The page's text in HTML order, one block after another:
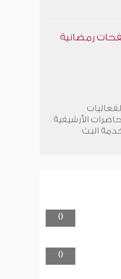
رمضانية
الأرشيفية
البث
0
0